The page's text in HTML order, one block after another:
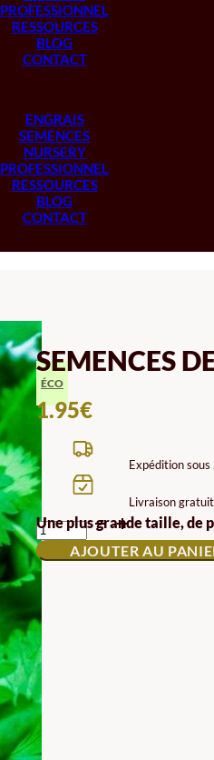
PROFESSIONNEL
RESSOURCES
BLOG
CONTACT
ENGRAIS
SEMENCES
NURSERY
PROFESSIONNEL
RESSOURCES
BLOG
CONTACT
SEMENCES
ÉCO
1.95€
Expédition
Livraison
Une plus grande taille, de
QUANTITÉ
DE
SEMENCES
DE
GÉANT
AJOUTER AU